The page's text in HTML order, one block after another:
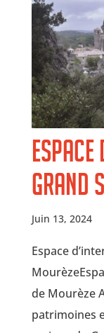
Grand
Juin 13, 2024
Espace
de Mourèze
patrimoines